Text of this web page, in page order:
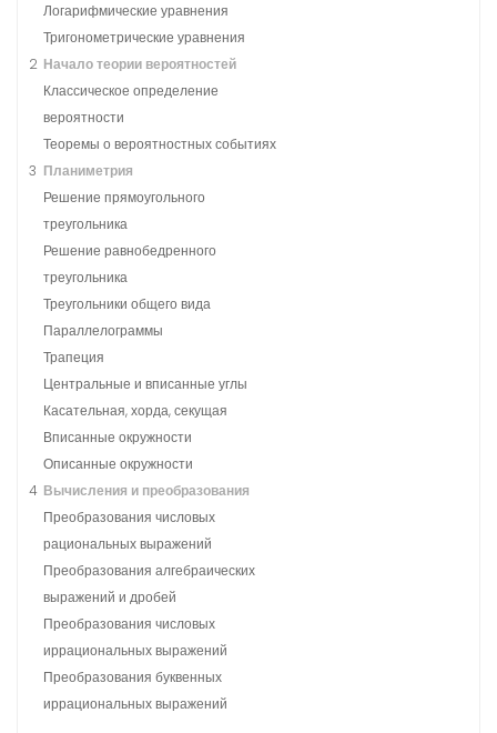
Логарифмические уравнения
Тригонометрические уравнения
2 Начало теории вероятностей
Классическое определение
вероятности
Теоремы о вероятностных событиях
3 Планиметрия
Решение прямоугольного
треугольника
Решение равнобедренного
треугольника
Треугольники общего вида
Параллелограммы
Трапеция
Центральные и вписанные углы
Касательная, хорда, секущая
Вписанные окружности
Описанные окружности
4 Вычисления и преобразования
Преобразования числовых
рациональных выражений
Преобразования алгебраических
выражений и дробей
Преобразования числовых
иррациональных выражений
Преобразования буквенных
иррациональных выражений